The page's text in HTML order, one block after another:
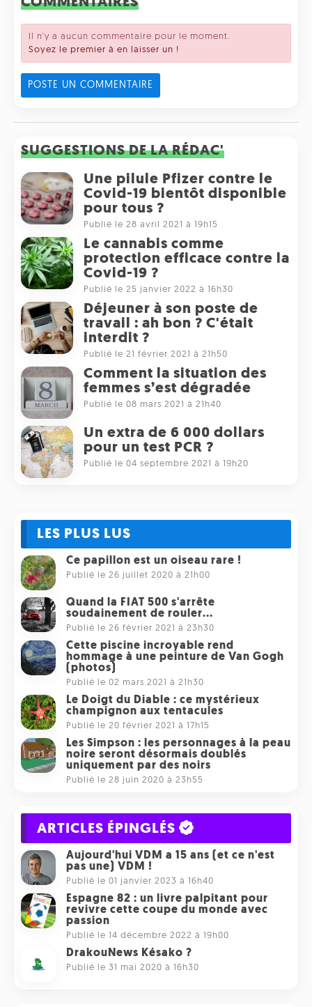
Il n'y a aucun commentaire pour le moment.
Soyez le premier à en laisser un !
POSTE UN COMMENTAIRE
SUGGESTIONS DE LA RÉDAC'
Une pilule Pfizer contre le
Covid-19 bientôt disponible
pour tous ?
Publié le 28 avril 2021 à 19h15
Le cannabis comme
protection efficace contre la
Covid-19 ?
Publié le 25 janvier 2022 à 16h30
Déjeuner à son poste de
travail : ah bon ? C'était
interdit ?
Publié le 21 février 2021 à 21h50
Comment la situation des
femmes s’est dégradée
Publié le 08 mars 2021 à 21h40
Un extra de 6 000 dollars
pour un test PCR ?
Publié le 04 septembre 2021 à 19h20
LES PLUS LUS
Ce papillon est un oiseau rare !
Publié le 26 juillet 2020 à 21h00
Quand la FIAT 500 s'arrête
soudainement de rouler...
Publié le 26 février 2021 à 23h30
Cette piscine incroyable rend
hommage à une peinture de Van Gogh
(photos)
Publié le 02 mars 2021 à 21h30
Le Doigt du Diable : ce mystérieux
champignon aux tentacules
Publié le 20 février 2021 à 17h15
Les Simpson : les personnages à la peau
noire seront désormais doublés
uniquement par des noirs
Publié le 28 juin 2020 à 23h55
ARTICLES ÉPINGLÉS
Aujourd'hui VDM a 15 ans (et ce n'est
pas une) VDM !
Publié le 01 janvier 2023 à 16h40
Espagne 82 : un livre palpitant pour
revivre cette coupe du monde avec
passion
Publié le 14 décembre 2022 à 19h00
DrakouNews Késako ?
Publié le 31 mai 2020 à 16h30